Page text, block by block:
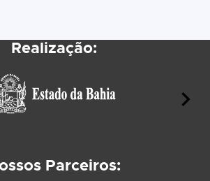
Realização:
Parceiros: